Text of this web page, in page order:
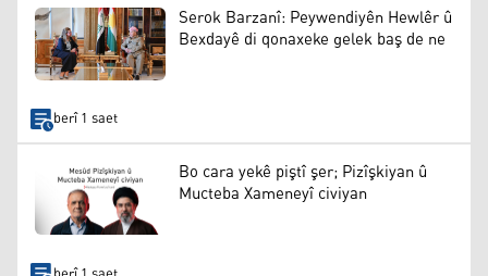
Serok Barzanî: Peywendiyên Hewlêr û
Bexdayê di qonaxeke gelek baş de ne
berî 1 saet
Bo cara yekê piştî şer; Pizîşkiyan û
Mucteba Xameneyî civiyan